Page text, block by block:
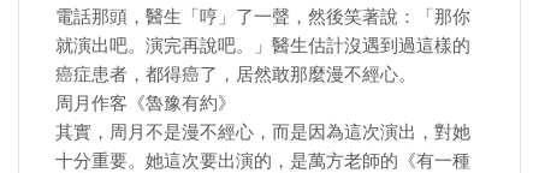
電話那頭，醫生「哼」了一聲，然後笑著說：「那你
就演出吧。演完再說吧。」醫生估計沒遇到過這樣的
癌症患者，都得癌了，居然敢那麼漫不經心。
周月作客《魯豫有約》
​其實，周月不是漫不經心，而是因為這次演出，對她
十分重要。她這次要出演的，是萬方老師的《有一種